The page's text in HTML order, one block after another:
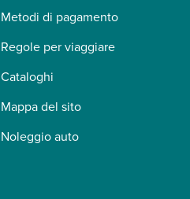
Metodi di pagamento
Regole per viaggiare
Cataloghi
Mappa del sito
Noleggio auto